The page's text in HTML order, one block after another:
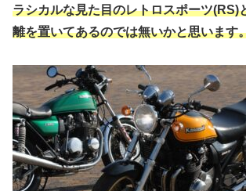
ラシカルな見た目のレトロスポーツ(RS)
離を置いてあるのでは無いかと思います